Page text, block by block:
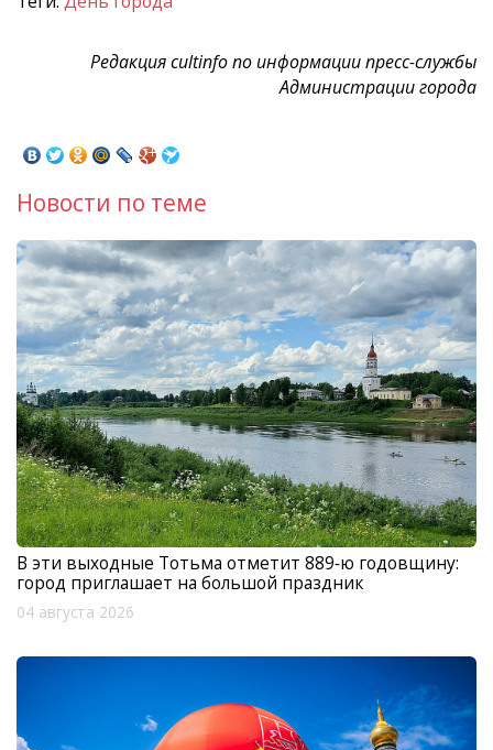
Редакция cultinfo по информации пресс-службы
Администрации города
Новости по теме
В эти выходные Тотьма отметит 889‑ю годовщину:
город приглашает на большой праздник
04 августа 2026